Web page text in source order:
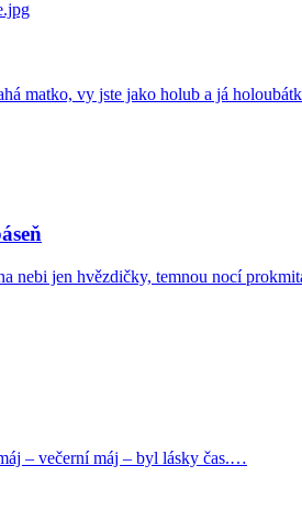
matko, vy jste jako holub a já
nebi jen hvězdičky, temnou nocí
– večerní máj – byl lásky čas.…